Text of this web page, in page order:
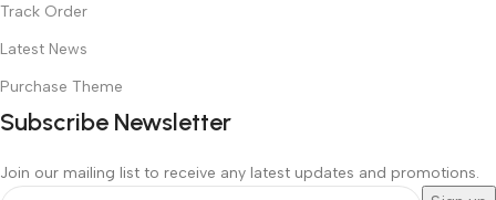
Track Order
Latest News
Purchase Theme
Subscribe Newsletter
Join our mailing list to receive any latest updates and promotions.